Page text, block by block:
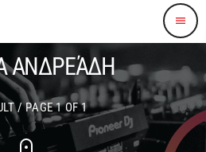
menu
ΑΝΔΡΕΆΔΗ
/ PAGE 1 OF 1